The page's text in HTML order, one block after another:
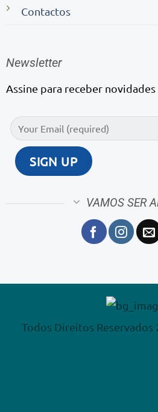
Contactos
Newsletter
Assine para receber novidades
VAMOS SER
Todos Direitos Reservados